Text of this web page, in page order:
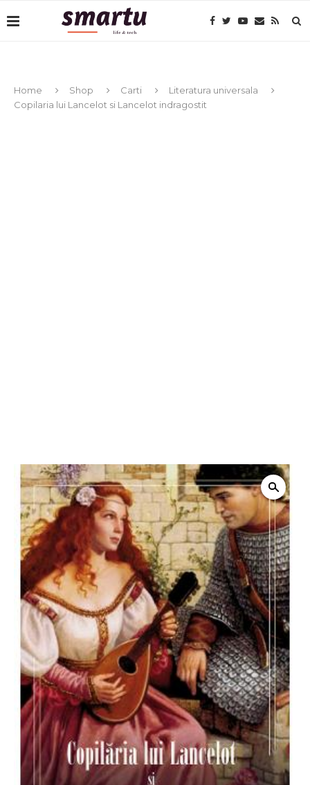
Home Shop Carti
Literatura universala
Copilaria lui Lancelot si Lancelot indragostit